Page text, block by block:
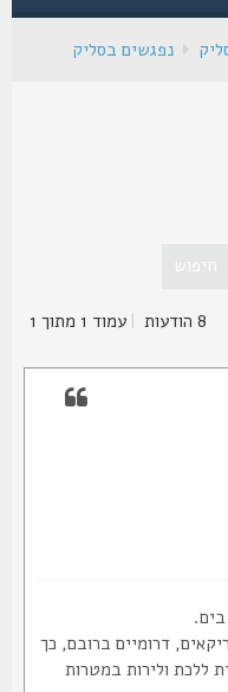
נפגשים בסליק
|עמוד1מתוך1
דרומיים ברובם, כך
ולירות במטרות